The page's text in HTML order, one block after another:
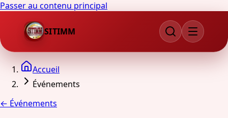
Passer au contenu principal
SITIMM
Accueil
Événements
← Événements